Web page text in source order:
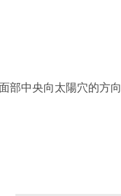
部中央向太陽穴的方